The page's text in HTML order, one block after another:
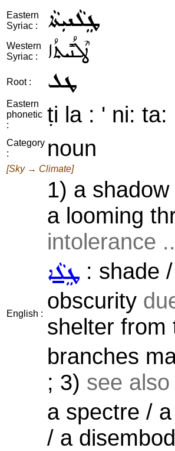
Eastern
Syriac :
ܛܸܠܵܢܝܼܬܵܐ
Western
Syriac :
ܛܶܠܳܢܺܝܬܳܐ
Root : ܛܠ
Eastern
phonetic
:
ṭi la : ' ni: ta:
Category
:
noun
[Sky → Climate]
English :
1) a shadow
a looming
intolerance
ܛܸܠܵܐ : shade
obscurity
shelter
branches
; 3) see also
a spectre /
/ a